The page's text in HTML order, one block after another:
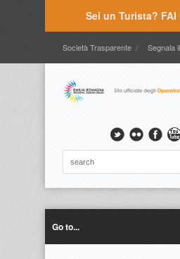
Sei un Turista? FAI
Società Trasparente Segnala
Timbrature
Go to...